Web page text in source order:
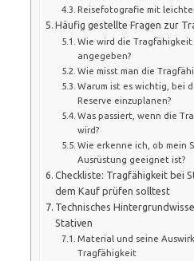
Reisefotografie mit
Häufig gestellte Fragen zur
Wie wird die Tragfähigkeit
angegeben?
Wie misst man die
Warum ist es wichtig, bei
Reserve einzuplanen?
Was passiert, wenn die
wird?
Wie erkenne ich, ob mein
Ausrüstung geeignet ist?
Checkliste: Tragfähigkeit bei
dem Kauf prüfen solltest
Technisches
Stativen
Material und seine
Tragfähigkeit